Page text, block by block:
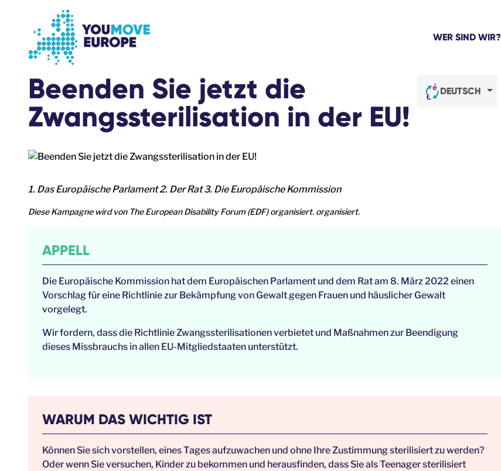
WER SIND WIR?
DEUTSCH
Beenden Sie jetzt die
Zwangssterilisation in der EU!
1. Das Europäische Parlament 2. Der Rat 3. Die Europäische Kommission
Diese Kampagne wird von The European Disability Forum (EDF) organisiert. organisiert.
APPELL
Die Europäische Kommission hat dem Europäischen Parlament und dem Rat am 8. März 2022 einen
Vorschlag für eine Richtlinie zur Bekämpfung von Gewalt gegen Frauen und häuslicher Gewalt
vorgelegt.
Wir fordern, dass die Richtlinie Zwangssterilisationen verbietet und Maßnahmen zur Beendigung
dieses Missbrauchs in allen EU-Mitgliedstaaten unterstützt.
WARUM DAS WICHTIG IST
Können Sie sich vorstellen, eines Tages aufzuwachen und ohne Ihre Zustimmung sterilisiert zu werden?
Oder wenn Sie versuchen, Kinder zu bekommen und herausfinden, dass Sie als Teenager sterilisiert